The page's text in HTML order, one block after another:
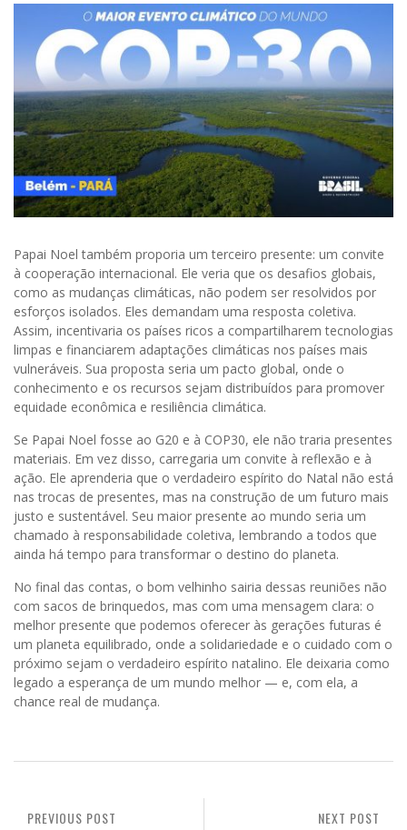
Papai Noel também proporia um terceiro presente: um convite
à cooperação internacional. Ele veria que os desafios globais,
como as mudanças climáticas, não podem ser resolvidos por
esforços isolados. Eles demandam uma resposta coletiva.
Assim, incentivaria os países ricos a compartilharem tecnologias
limpas e financiarem adaptações climáticas nos países mais
vulneráveis. Sua proposta seria um pacto global, onde o
conhecimento e os recursos sejam distribuídos para promover
equidade econômica e resiliência climática.
Se Papai Noel fosse ao G20 e à COP30, ele não traria presentes
materiais. Em vez disso, carregaria um convite à reflexão e à
ação. Ele aprenderia que o verdadeiro espírito do Natal não está
nas trocas de presentes, mas na construção de um futuro mais
justo e sustentável. Seu maior presente ao mundo seria um
chamado à responsabilidade coletiva, lembrando a todos que
ainda há tempo para transformar o destino do planeta.
No final das contas, o bom velhinho sairia dessas reuniões não
com sacos de brinquedos, mas com uma mensagem clara: o
melhor presente que podemos oferecer às gerações futuras é
um planeta equilibrado, onde a solidariedade e o cuidado com o
próximo sejam o verdadeiro espírito natalino. Ele deixaria como
legado a esperança de um mundo melhor — e, com ela, a
chance real de mudança.
NEXT POST
PREVIOUS POST